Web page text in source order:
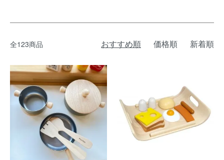
全123商品 おすすめ順 価格順 新着順